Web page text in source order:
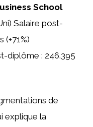
School
Salaire post-
(+71%)
diplôme : 246.395
de
explique la